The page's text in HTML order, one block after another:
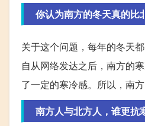
你认为南方的冬天真的比
关于这个问题，每年的冬天
自从网络发达之后，南方的
了一定的寒冷感。所以，南
南方人与北方人，谁更抗